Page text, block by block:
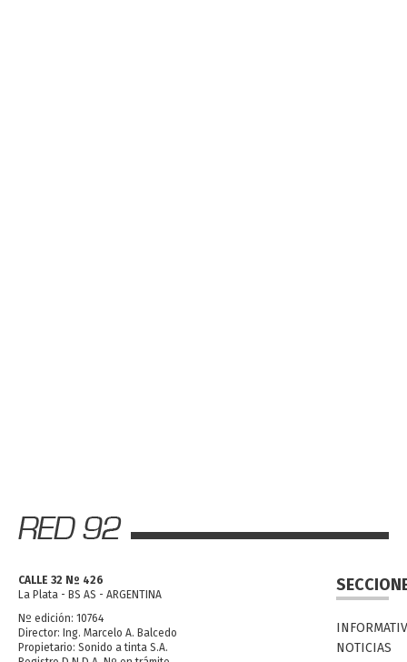
CALLE 32 Nº 426
La Plata - BS AS - ARGENTINA
Nº edición: 10764
Director: Ing. Marcelo A. Balcedo
Propietario: Sonido a tinta S.A.
NOTICIAS